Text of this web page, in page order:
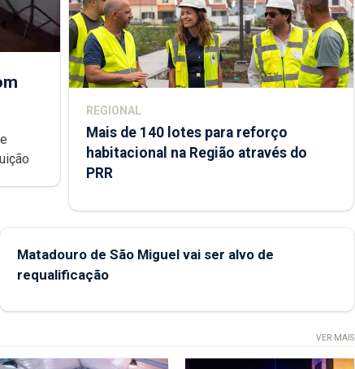
ensino da instituição
REGIONAL
Mais de 140 lotes para reforço
habitacional na Região através do
PRR
Matadouro de São Miguel vai ser alvo de
requalificação
VER MAIS